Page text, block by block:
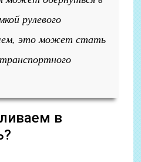
рулевого
это может стать
в